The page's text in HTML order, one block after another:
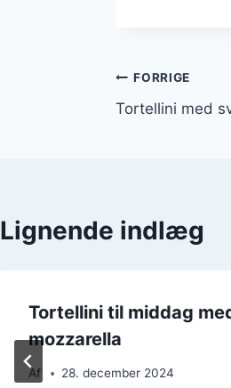
FORRIGE
Tortellini med
Lignende indlæg
Tortellini til middag
mozzarella
Af 28. december 2024